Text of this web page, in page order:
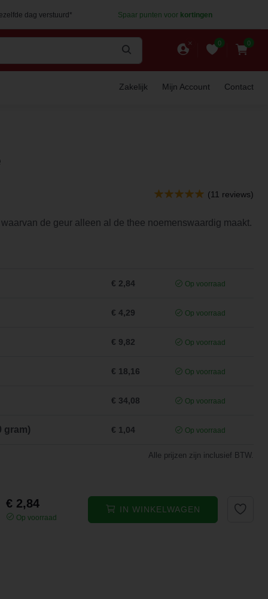
dag verstuurd* Spaar punten voor kortingen
0 0
Zakelijk Mijn Account Contact
(11 reviews)
de geur alleen al de thee noemenswaardig maakt.
€ 2,84 Op voorraad
€ 4,29 Op voorraad
€ 9,82 Op voorraad
€ 18,16 Op voorraad
€ 34,08 Op voorraad
gram) € 1,04 Op voorraad
Alle prijzen zijn inclusief BTW.
€ 2,84
Op voorraad
IN WINKELWAGEN